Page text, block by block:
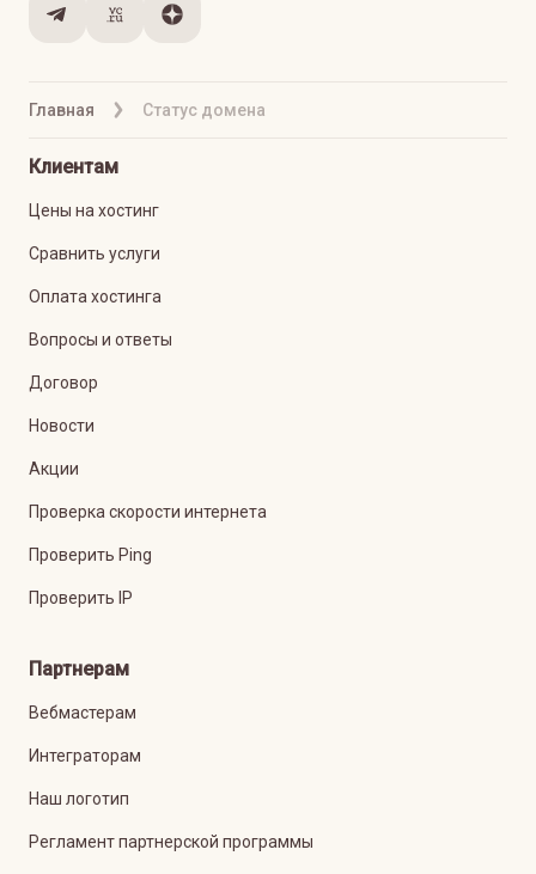
Главная Статус домена
Клиентам
Цены на хостинг
Сравнить услуги
Оплата хостинга
Вопросы и ответы
Договор
Новости
Акции
Проверка скорости интернета
Проверить Ping
Проверить IP
Партнерам
Вебмастерам
Интеграторам
Наш логотип
Регламент партнерской программы